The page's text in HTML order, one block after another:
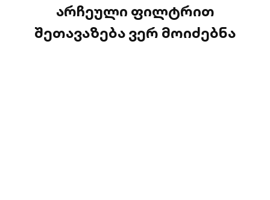
არჩეული ფილტრით
შეთავაზება ვერ მოიძებნა